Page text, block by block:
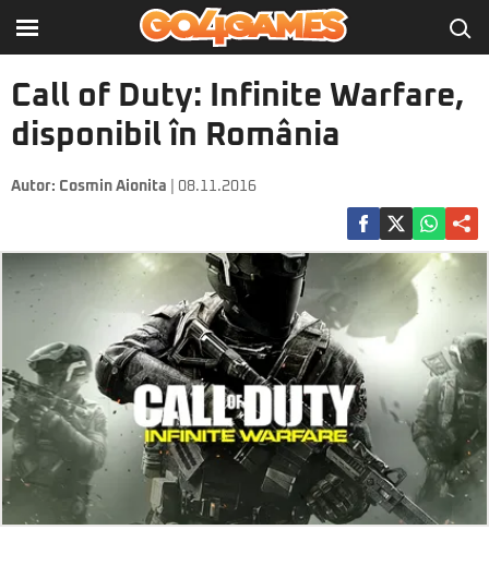
Call of Duty: Infinite Warfare,
disponibil în România
Autor: Cosmin Aionita | 08.11.2016